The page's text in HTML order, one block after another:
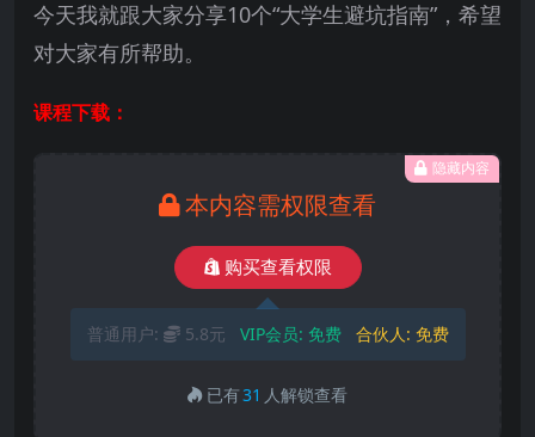
今天我就跟大家分享10个“大学生避坑指南”，希望
对大家有所帮助。
课程下载：
隐藏内容
本内容需权限查看
购买查看权限
普通用户: 5.8元 VIP会员: 免费 合伙人: 免费
已有31 人解锁查看